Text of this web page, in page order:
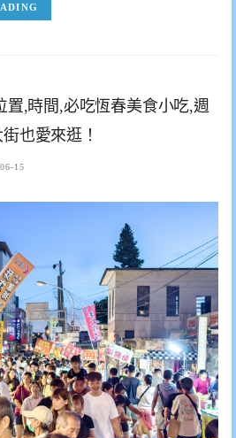
置,時間,必吃恆春美食小吃,週
也愛來逛！
15